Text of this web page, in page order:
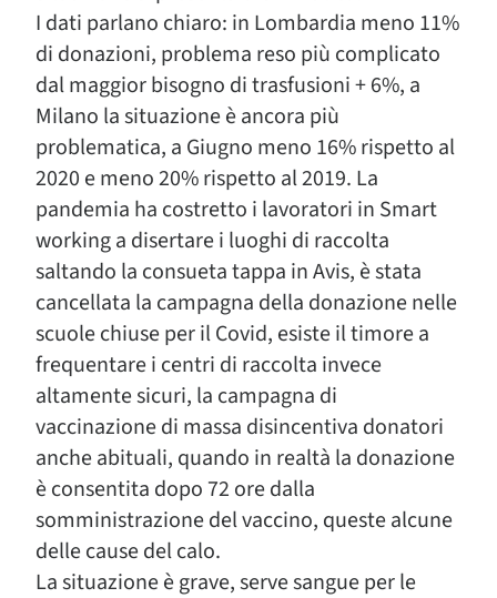
I dati parlano chiaro: in Lombardia meno 11%
di donazioni, problema reso più complicato
dal maggior bisogno di trasfusioni + 6%, a
Milano la situazione è ancora più
problematica, a Giugno meno 16% rispetto al
2020 e meno 20% rispetto al 2019. La
pandemia ha costretto i lavoratori in Smart
working a disertare i luoghi di raccolta
saltando la consueta tappa in Avis, è stata
cancellata la campagna della donazione nelle
scuole chiuse per il Covid, esiste il timore a
frequentare i centri di raccolta invece
altamente sicuri, la campagna di
vaccinazione di massa disincentiva donatori
anche abituali, quando in realtà la donazione
è consentita dopo 72 ore dalla
somministrazione del vaccino, queste alcune
delle cause del calo.
La situazione è grave, serve sangue per le